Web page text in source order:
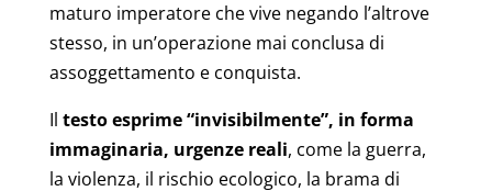
maturo imperatore che vive negando l’altrove
stesso, in un’operazione mai conclusa di
assoggettamento e conquista.
Il testo esprime “invisibilmente”, in forma
immaginaria, urgenze reali, come la guerra,
la violenza, il rischio ecologico, la brama di